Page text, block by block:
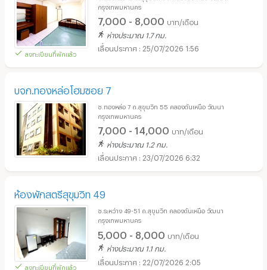
ลงทะเบียนที่พักแล้ว
กรุงเทพมหานคร
7,000 - 8,000 บาท/เดือน
ห่างประมาณ 1.7 กม.
25/07/2026 1:56
บจก.ทองหล่อโฮมซอย 7
ซ.ทองหล่อ 7 ถ.สุขุมวิท​ 55 คลองตันเหนือ วัฒนา
กรุงเทพมหานคร
7,000 - 14,000 บาท/เดือน
ห่างประมาณ 1.2 กม.
23/07/2026 6:32
ห้องพักสตรีสุขุมวิท 49
ลงทะเบียนที่พักแล้ว
ซ.ระหว่าง 49-51 ถ.สุขุมวิท คลองตันเหนือ วัฒนา
กรุงเทพมหานคร
5,000 - 8,000 บาท/เดือน
ห่างประมาณ 1.1 กม.
22/07/2026 2:05